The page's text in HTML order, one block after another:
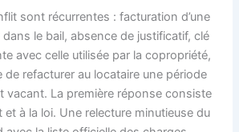
sont récurrentes : facturation d’une
le bail, absence de justificatif, clé
avec celle utilisée par la copropriété,
refacturer au locataire une période
vacant. La première réponse consiste
à la loi. Une relecture minutieuse du